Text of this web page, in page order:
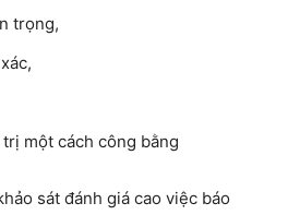
trọng,
một cách công bằng
sát đánh giá cao việc báo